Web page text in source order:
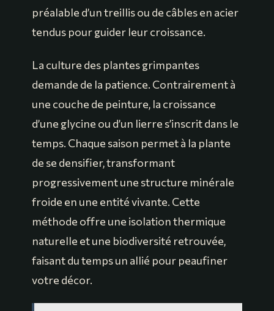
préalable d’un treillis ou de câbles en acier
tendus pour guider leur croissance.
La culture des plantes grimpantes
demande de la patience. Contrairement à
une couche de peinture, la croissance
d’une glycine ou d’un lierre s’inscrit dans le
temps. Chaque saison permet à la plante
de se densifier, transformant
progressivement une structure minérale
froide en une entité vivante. Cette
méthode offre une isolation thermique
naturelle et une biodiversité retrouvée,
faisant du temps un allié pour peaufiner
votre décor.